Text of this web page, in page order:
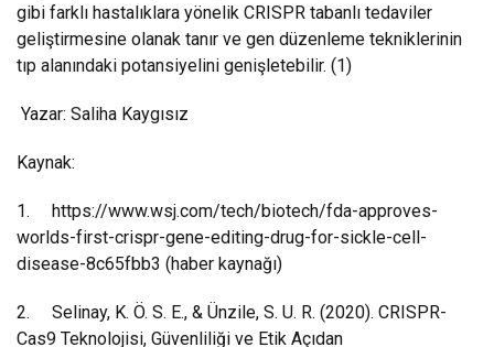
gibi farklı hastalıklara yönelik CRISPR tabanlı tedaviler
geliştirmesine olanak tanır ve gen düzenleme tekniklerinin
tıp alanındaki potansiyelini genişletebilir. (1)
Yazar: Saliha Kaygısız
Kaynak:
1. https://www.wsj.com/tech/biotech/fda-approves-
worlds-first-crispr-gene-editing-drug-for-sickle-cell-
disease-8c65fbb3 (haber kaynağı)
2. Selinay, K. Ö. S. E., & Ünzile, S. U. R. (2020). CRISPR-
Cas9 Teknolojisi, Güvenliliği ve Etik Açıdan